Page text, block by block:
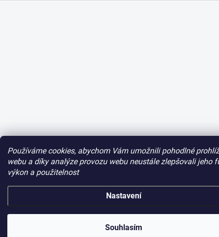
Používáme cookies, abychom Vám umožnili pohodlné
webu a díky analýze provozu webu neustále zlepšovali jeho
výkon a použitelnost
Nastavení
Souhlasím